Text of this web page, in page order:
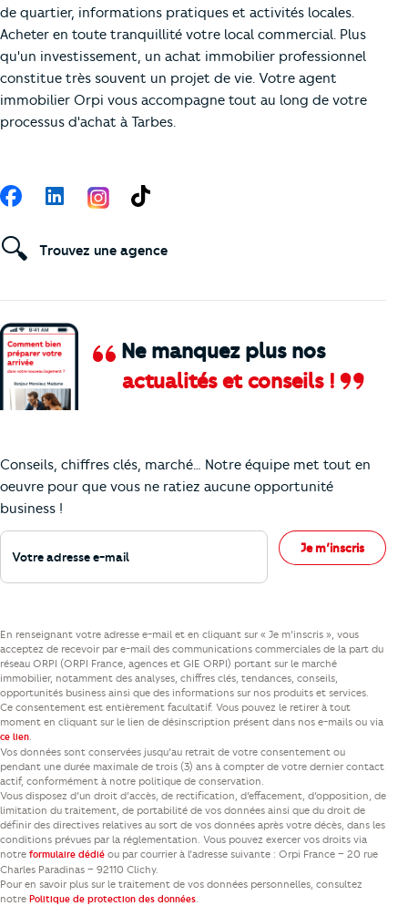
de quartier, informations pratiques et activités locales.
Acheter en toute tranquillité votre local commercial. Plus
qu'un investissement, un achat immobilier professionnel
constitue très souvent un projet de vie. Votre agent
immobilier Orpi vous accompagne tout au long de votre
processus d'achat à Tarbes.
Ne manquez plus nos
actualités et conseils !
Conseils, chiffres clés, marché… Notre équipe met tout en
oeuvre pour que vous ne ratiez aucune opportunité
business !
Votre adresse e-mail
Je m’inscris
Suivez-nous
FacebookLinkedIn TikTok
🔍 Trouvez une agence
En renseignant votre adresse e-mail et en cliquant sur « Je m’inscris », vous
acceptez de recevoir par e-mail des communications commerciales de la part du
réseau ORPI (ORPI France, agences et GIE ORPI) portant sur le marché
immobilier, notamment des analyses, chiffres clés, tendances, conseils,
opportunités business ainsi que des informations sur nos produits et services.
Ce consentement est entièrement facultatif. Vous pouvez le retirer à tout
moment en cliquant sur le lien de désinscription présent dans nos e-mails ou via
ce lien.
Vos données sont conservées jusqu’au retrait de votre consentement ou
pendant une durée maximale de trois (3) ans à compter de votre dernier contact
actif, conformément à notre politique de conservation.
Vous disposez d’un droit d’accès, de rectification, d’effacement, d’opposition, de
limitation du traitement, de portabilité de vos données ainsi que du droit de
définir des directives relatives au sort de vos données après votre décès, dans les
conditions prévues par la réglementation. Vous pouvez exercer vos droits via
notre formulaire dédié ou par courrier à l’adresse suivante : Orpi France – 20 rue
Charles Paradinas – 92110 Clichy.
Pour en savoir plus sur le traitement de vos données personnelles, consultez
notre Politique de protection des données.